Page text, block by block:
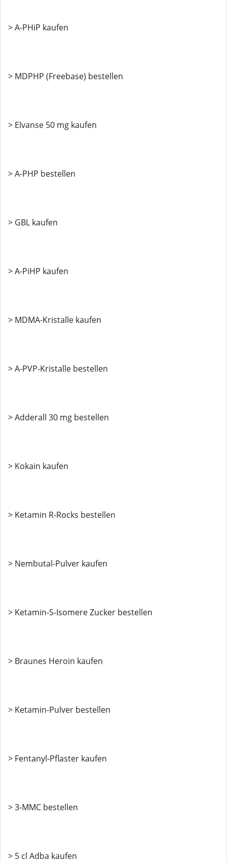
> A-PHiP kaufen
> MDPHP (Freebase) bestellen
> Elvanse 50 mg kaufen
> A-PHP bestellen
> GBL kaufen
> A-PiHP kaufen
> MDMA-Kristalle kaufen
> A-PVP-Kristalle bestellen
> Adderall 30 mg bestellen
> Kokain kaufen
> Ketamin R-Rocks bestellen
> Nembutal-Pulver kaufen
> Ketamin-S-Isomere Zucker bestellen
> Braunes Heroin kaufen
> Ketamin-Pulver bestellen
> Fentanyl-Pflaster kaufen
> 3-MMC bestellen
> 5 cl Adba kaufen